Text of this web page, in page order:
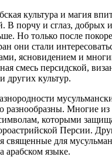
культура и магия
В порчу и сглаз, добрых
Но только после
они стали
ясновидением и
смесь персидской,
других культур.
разнообразны. Многие из
которыми
Персии.
священные для
арабском языке.